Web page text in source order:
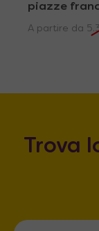
piazze
A partire da
Trova